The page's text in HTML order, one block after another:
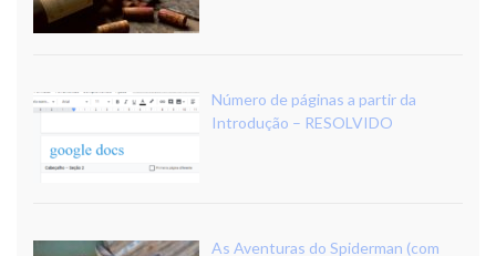
Número de páginas a partir da
Introdução – RESOLVIDO
As Aventuras do Spiderman (com